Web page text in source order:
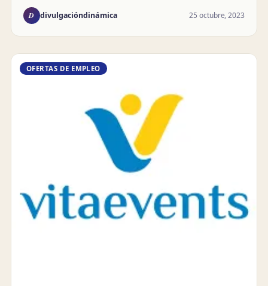
D divulgacióndinámica 25 octubre, 2023
OFERTAS DE EMPLEO